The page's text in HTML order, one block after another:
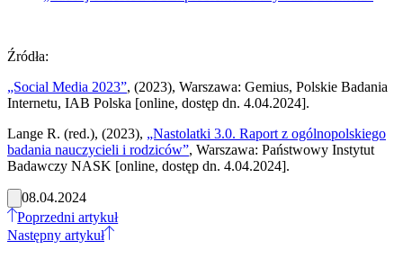
Źródła:
„Social Media 2023”, (2023), Warszawa: Gemius, Polskie Badania
Internetu, IAB Polska [online, dostęp dn. 4.04.2024].
Lange R. (red.), (2023), „Nastolatki 3.0. Raport z ogólnopolskiego
badania nauczycieli i rodziców”, Warszawa: Państwowy Instytut
Badawczy NASK [online, dostęp dn. 4.04.2024].
08.04.2024
Poprzedni artykuł
Następny artykuł